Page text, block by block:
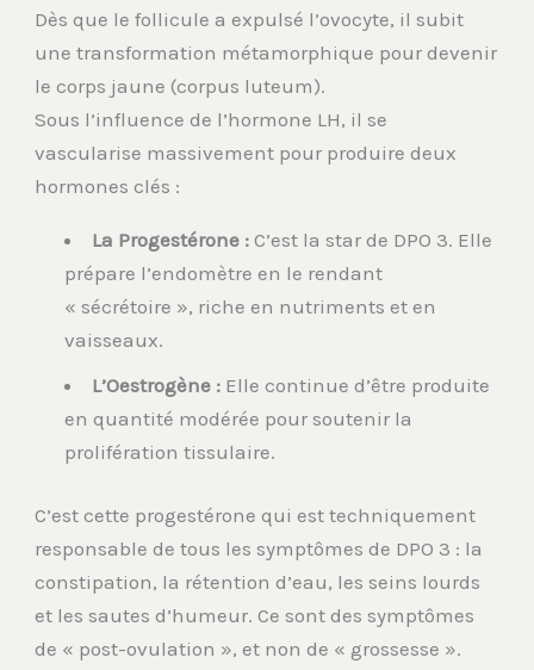
Dès que le follicule a expulsé l’ovocyte, il subit
une transformation métamorphique pour devenir
le corps jaune (corpus luteum).
Sous l’influence de l’hormone LH, il se
vascularise massivement pour produire deux
hormones clés :
La Progestérone : C’est la star de DPO 3. Elle
prépare l’endomètre en le rendant
« sécrétoire », riche en nutriments et en
vaisseaux.
L’Oestrogène : Elle continue d’être produite
en quantité modérée pour soutenir la
prolifération tissulaire.
C’est cette progestérone qui est techniquement
responsable de tous les symptômes de DPO 3 : la
constipation, la rétention d’eau, les seins lourds
et les sautes d’humeur. Ce sont des symptômes
de « post-ovulation », et non de « grossesse ».